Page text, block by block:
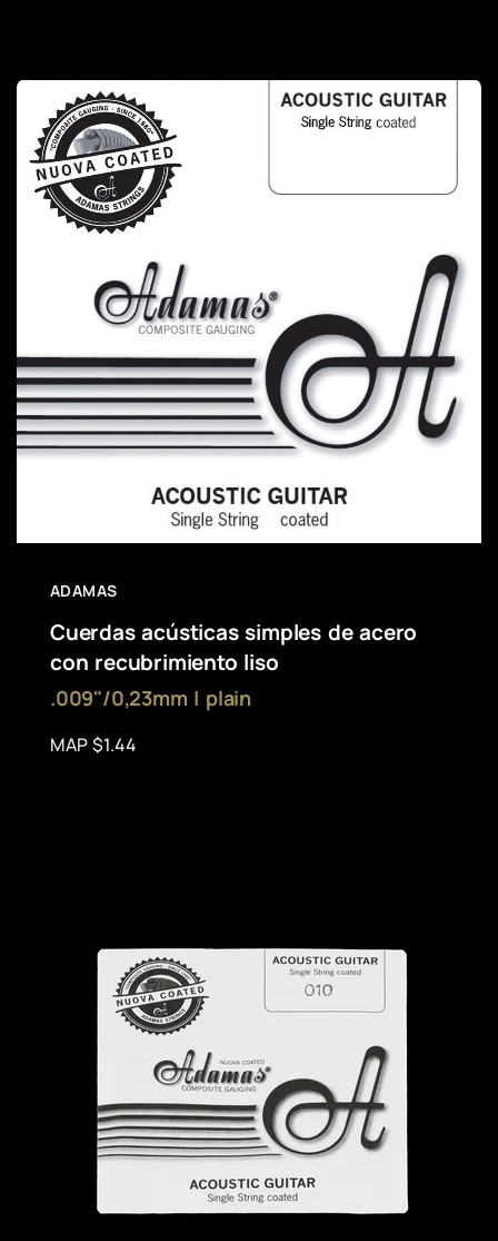
ADAMAS
Cuerdas acústicas simples de acero
con recubrimiento liso
.009"/0,23mm | plain
MAP $1.44